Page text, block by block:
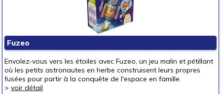
Fuzeo
Envolez-vous vers les étoiles avec Fuzeo, un jeu malin et pétillant
où les petits astronautes en herbe construisent leurs propres
fusées pour partir à la conquête de l'espace en famille.
> voir détail